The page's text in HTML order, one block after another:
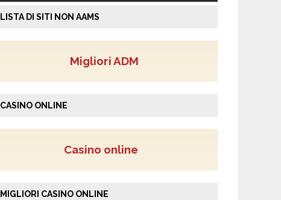
LISTA DI SITI NON AAMS
Migliori ADM
CASINO ONLINE
Casino online
MIGLIORI CASINO ONLINE